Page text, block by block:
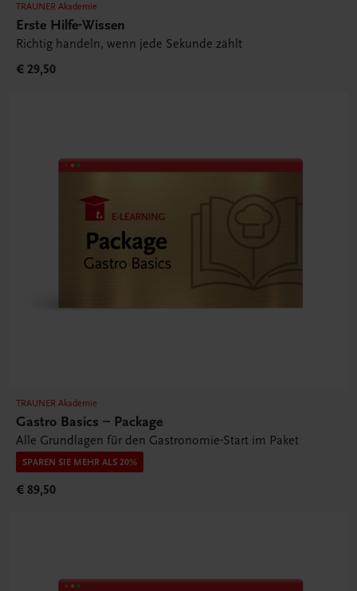
TRAUNER Akademie
Erste Hilfe-Wissen
Richtig handeln, wenn jede Sekunde zählt
€ 29,50
TRAUNER Akademie
Gastro Basics – Package
Alle Grundlagen für den Gastronomie-Start im Paket
SPAREN SIE MEHR ALS 20%
€ 89,50